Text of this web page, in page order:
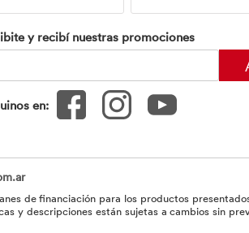
y recibí nuestras promociones
en:
de financiación para los productos
y descripciones están sujetas a cambios sin